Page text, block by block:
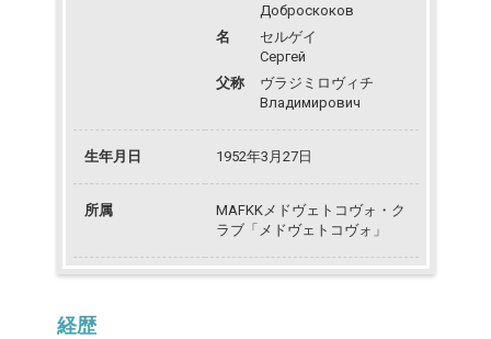
Доброскоков
名
セルゲイ
Сергей
父称
ヴラジミロヴィチ
Владимирович
生年月日 1952年3月27日
所属
MAFKKメドヴェトコヴォ・ク
ラブ「メドヴェトコヴォ」
経歴